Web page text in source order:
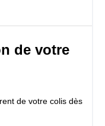
de votre
de votre colis dès